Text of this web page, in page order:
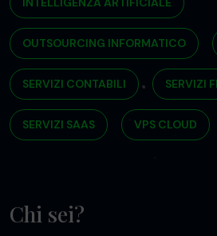
OUTSOURCING INFORMATICO
SERVIZI CONTABILI SERVIZI
SERVIZI SAAS VPS CLOUD
Chi sei?